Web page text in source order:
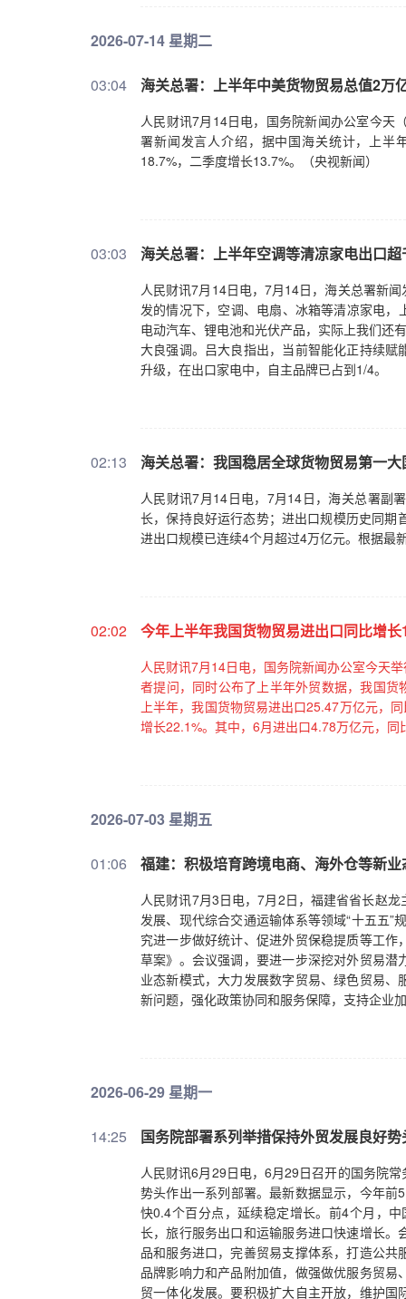
2026-07-14 星期二
03:04 海关总署：上半年中美货物贸易总值2万
人民财讯7月14日电，国务院新闻办公室今天
署新闻发言人介绍，据中国海关统计，上半
18.7%，二季度增长13.7%。（央视新闻）
03:03 海关总署：上半年空调等清凉家电出口
人民财讯7月14日电，7月14日，海关总署新
发的情况下，空调、电扇、冰箱等清凉家电，
电动汽车、锂电池和光伏产品，实际上我们还
大良强调。吕大良指出，当前智能化正持续
升级，在出口家电中，自主品牌已占到1/4。
02:13 海关总署：我国稳居全球货物贸易第一大
人民财讯7月14日电，7月14日，海关总署副
长，保持良好运行态势；进出口规模历史同
进出口规模已连续4个月超过4万亿元。根据最
02:02 今年上半年我国货物贸易进出口同比增长
人民财讯7月14日电，国务院新闻办公室今天
者提问，同时公布了上半年外贸数据，我国
上半年，我国货物贸易进出口25.47万亿元，
增长22.1%。其中，6月进出口4.78万亿元，
2026-07-03 星期五
01:06 福建：积极培育跨境电商、海外仓等新
人民财讯7月3日电，7月2日，福建省省长赵
发展、现代综合交通运输体系等领域“十五五
究进一步做好统计、促进外贸保稳提质等工
草案》。会议强调，要进一步深挖对外贸易
业态新模式，大力发展数字贸易、绿色贸易
新问题，强化政策协同和服务保障，支持企业
2026-06-29 星期一
14:25 国务院部署系列举措保持外贸发展良好势
人民财讯6月29日电，6月29日召开的国务院
势头作出一系列部署。最新数据显示，今年
快0.4个百分点，延续稳定增长。前4个月，
长，旅行服务出口和运输服务进口快速增长
品和服务进口，完善贸易支撑体系，打造公
品牌影响力和产品附加值，做强做优服务贸
贸一体化发展。要积极扩大自主开放，维护